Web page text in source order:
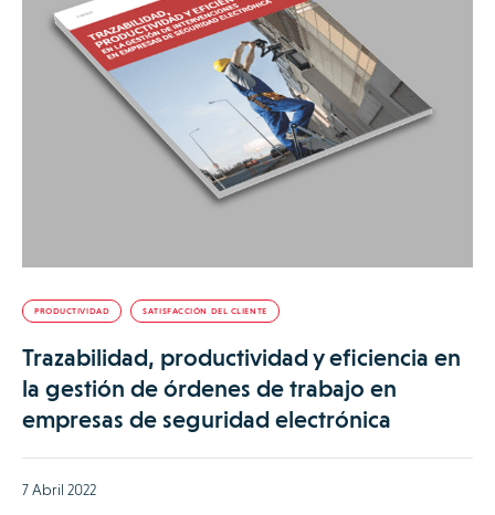
PRODUCTIVIDAD SATISFACCIÓN DEL CLIENTE
Trazabilidad, productividad y eficiencia en
la gestión de órdenes de trabajo en
empresas de seguridad electrónica
7 Abril 2022